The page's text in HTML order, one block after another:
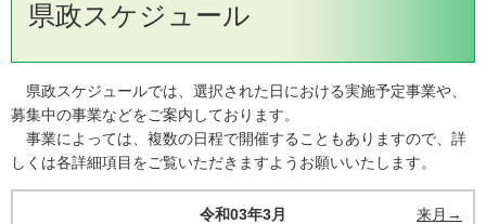
県政スケジュール
県政スケジュールでは、選択された日における実施予定事業や、
募集中の事業などをご案内しております。
事業によっては、複数の日程で開催することもありますので、詳
しくは各詳細項目をご覧いただきますようお願いいたします。
令和03年3月 来月→